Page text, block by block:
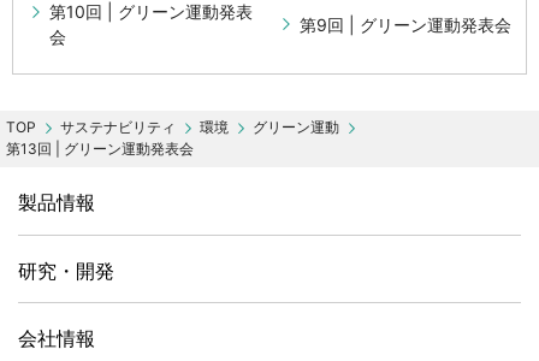
第10回 | グリーン運動発表
会
第9回 | グリーン運動発表会
サステナビリティ 環境
グリーン運動
第13回 | グリーン運動発表会
製品情報
研究・開発
会社情報